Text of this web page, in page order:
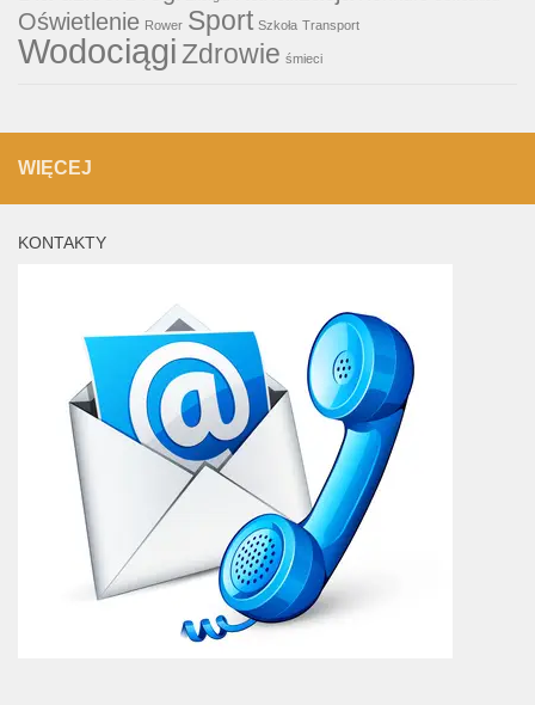
Oświetlenie Rower Sport Szkoła Transport
WodociągiZdrowie śmieci
WIĘCEJ
KONTAKTY